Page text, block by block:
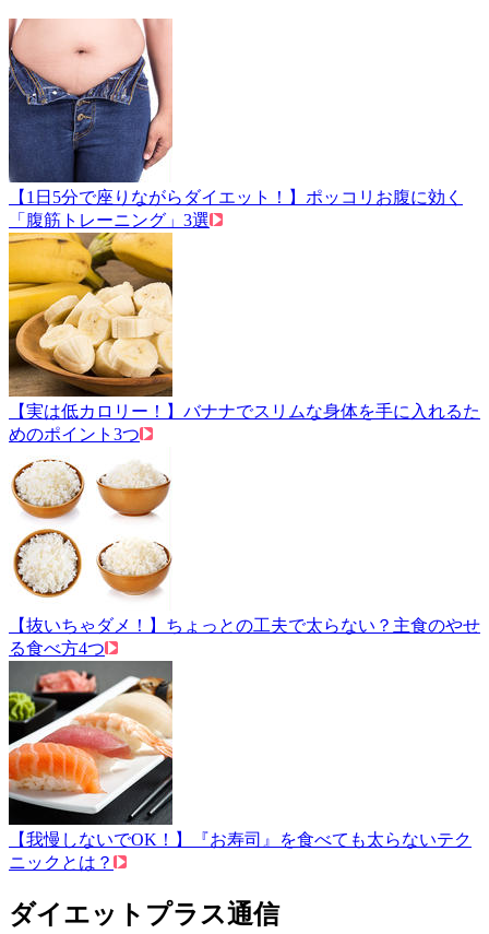
【1日5分で座りながらダイエット！】ポッコリお腹に効く
「腹筋トレーニング」3選
【実は低カロリー！】バナナでスリムな身体を手に入れるた
めのポイント3つ
【抜いちゃダメ！】ちょっとの工夫で太らない？主食のやせ
る食べ方4つ
【我慢しないでOK！】『お寿司』を食べても太らないテク
ニックとは？
ダイエットプラス通信